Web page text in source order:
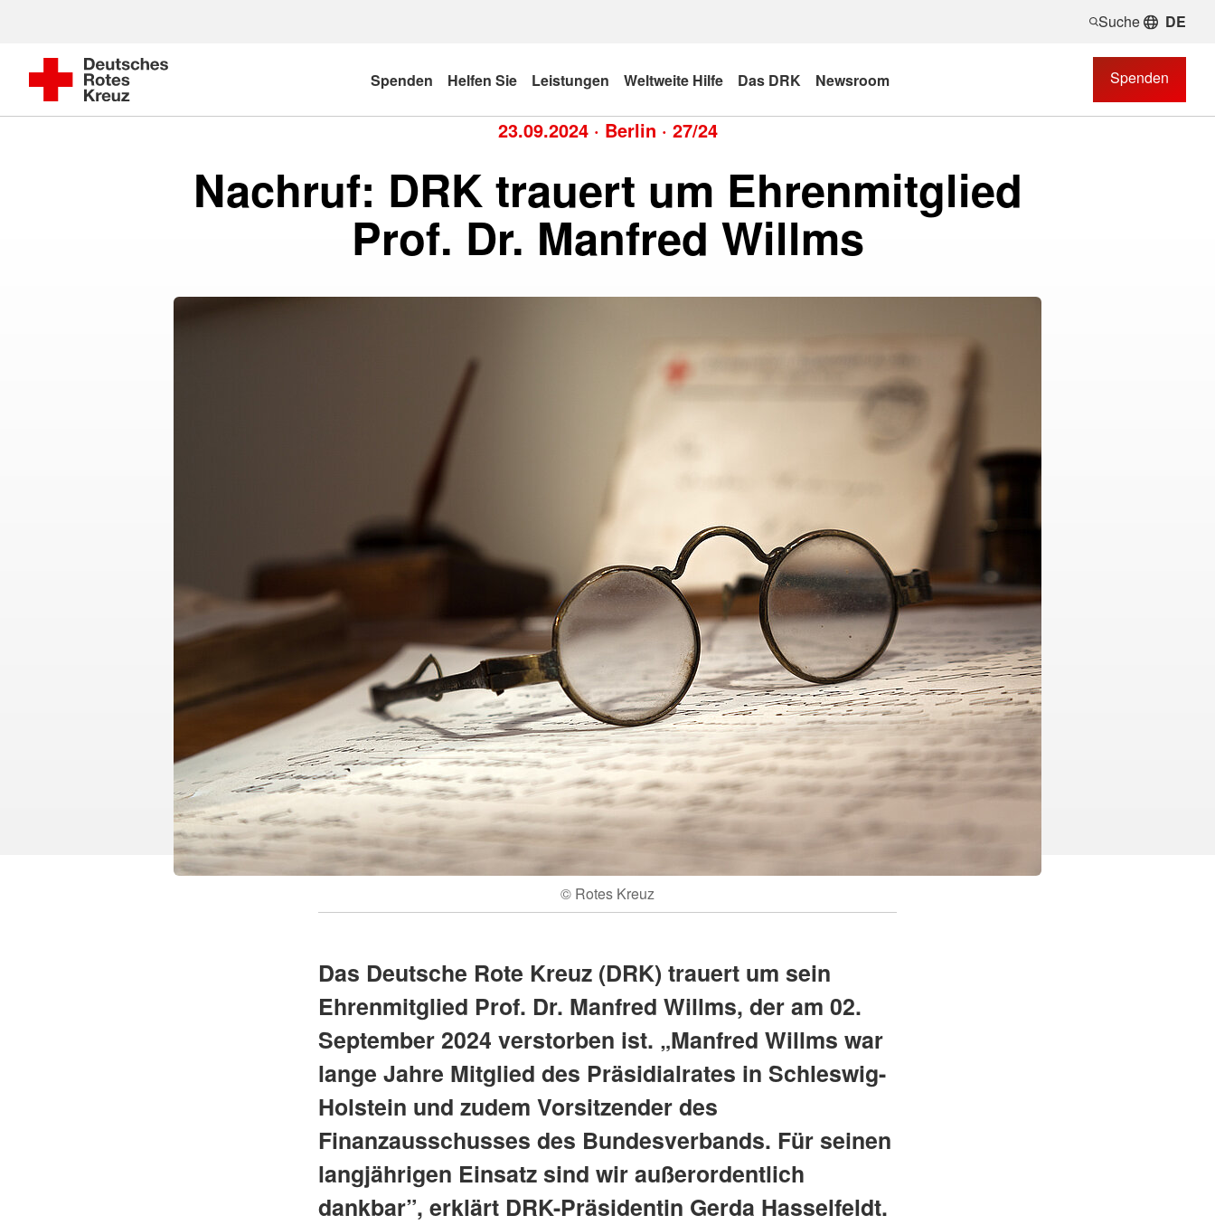
Suche DE
Spenden Helfen Sie Leistungen Weltweite Hilfe Das DRK Newsroom Spenden
23.09.2024 · Berlin · 27/24
Nachruf: DRK trauert um Ehrenmitglied
Prof. Dr. Manfred Willms
© Rotes Kreuz
Das Deutsche Rote Kreuz (DRK) trauert um sein
Ehrenmitglied Prof. Dr. Manfred Willms, der am 02.
September 2024 verstorben ist. „Manfred Willms war
lange Jahre Mitglied des Präsidialrates in Schleswig-
Holstein und zudem Vorsitzender des
Finanzausschusses des Bundesverbands. Für seinen
langjährigen Einsatz sind wir außerordentlich
dankbar”, erklärt DRK-Präsidentin Gerda Hasselfeldt.